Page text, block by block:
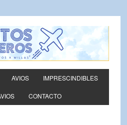
AVIOS IMPRESCINDIBLES
CONTACTO